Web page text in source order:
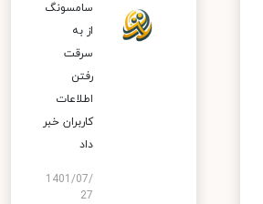
سامسونگ
از به
سرقت
رفتن
اطلاعات
کاربران خبر
داد
1401/07/
27